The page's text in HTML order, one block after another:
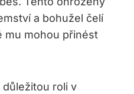
a bohužel čelí
mu mohou přinést
roli v